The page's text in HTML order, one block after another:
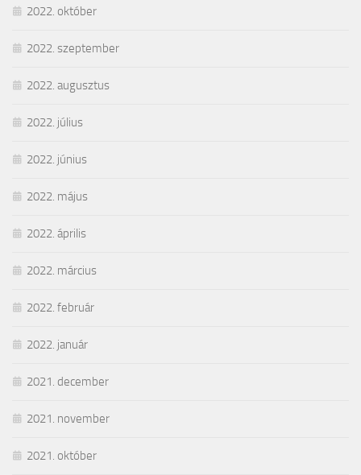
2022. október
2022. szeptember
2022. augusztus
2022. július
2022. június
2022. május
2022. április
2022. március
2022. február
2022. január
2021. december
2021. november
2021. október